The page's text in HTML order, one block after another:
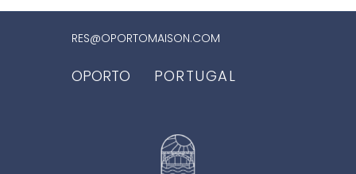
RES@OPORTOMAISON.COM
OPORTO PORTUGAL